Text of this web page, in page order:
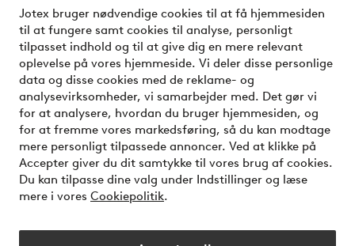
Jotex bruger nødvendige cookies til at få hjemmesiden
til at fungere samt cookies til analyse, personligt
tilpasset indhold og til at give dig en mere relevant
oplevelse på vores hjemmeside. Vi deler disse personlige
data og disse cookies med de reklame- og
analysevirksomheder, vi samarbejder med. Det gør vi
for at analysere, hvordan du bruger hjemmesiden, og
for at fremme vores markedsføring, så du kan modtage
mere personligt tilpassede annoncer. Ved at klikke på
Accepter giver du dit samtykke til vores brug af cookies.
Du kan tilpasse dine valg under Indstillinger og læse
mere i vores Cookiepolitik.
Venner
Sikre betalinger - betal nu eller del op
Vil du vide mere om vores betalingsmuligheder?
elpy